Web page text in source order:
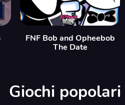
FNF Bob and Opheebob
The Date
Giochi popolari